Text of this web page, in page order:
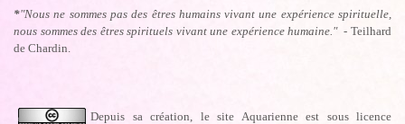
*"Nous ne sommes pas des êtres humains vivant une expérience spirituelle,
nous sommes des êtres spirituels vivant une expérience humaine."- Teilhard
de Chardin.
Depuis sa création, le site Aquarienne est sous licence